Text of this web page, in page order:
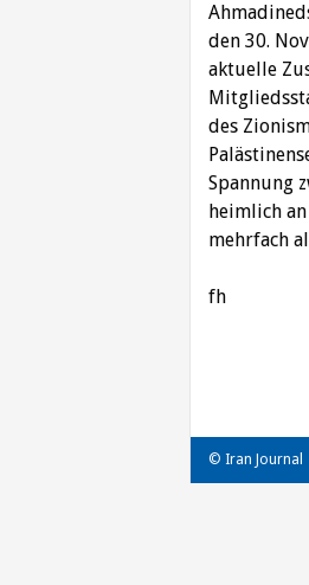
den 30.
aktuelle
des
Spannung
heimlich
mehrfach
fh
© Iran Journal |